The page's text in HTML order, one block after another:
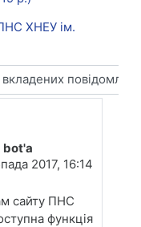
ХНЕУ ім.
bot'а
2017, 16:14
сайту ПНС
функція